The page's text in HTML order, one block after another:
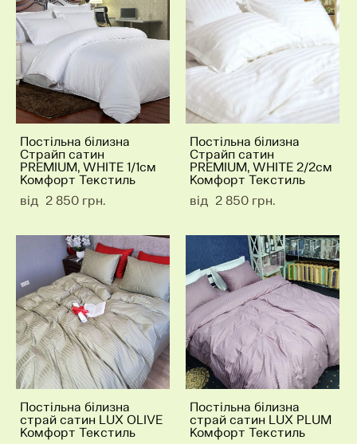
Постільна білизна
Страйп сатин
PREMIUM, WHITE 1/1см
Комфорт Текстиль
від 2 850 грн.
Постільна білизна
Страйп сатин
PREMIUM, WHITE 2/2см
Комфорт Текстиль
від 2 850 грн.
Постільна білизна
страй сатин LUX OLIVE
Комфорт Текстиль
Постільна білизна
страй сатин LUX PLUM
Комфорт Текстиль